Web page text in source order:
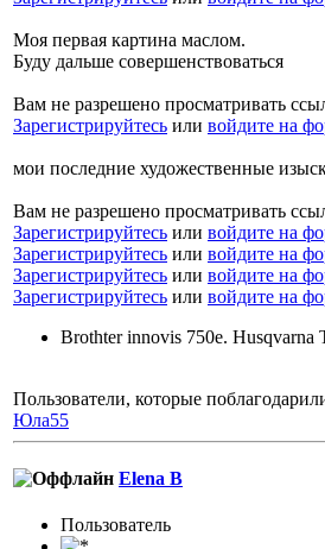
Моя первая картина маслом.
Буду дальше совершенствоваться
Вам не разрешено просматривать
Зарегистрируйтесь или войдите на
мои последние художественные
Вам не разрешено просматривать
Зарегистрируйтесь или войдите на
Зарегистрируйтесь или войдите на
Зарегистрируйтесь или войдите на
Зарегистрируйтесь или войдите на
Brothter innovis 750e. Husqvarna
Пользователи, которые
Юла55
Elena B
Пользователь